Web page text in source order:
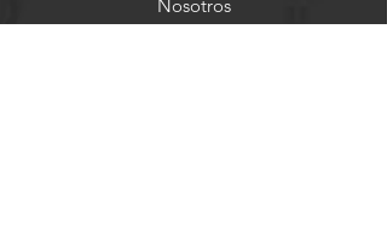
Nosotros